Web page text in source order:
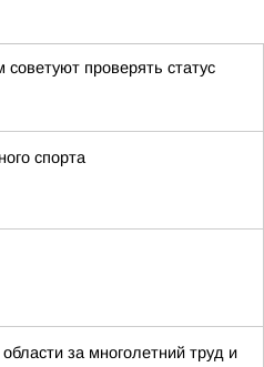
проверять статус
спорта
за многолетний труд и